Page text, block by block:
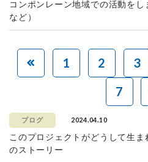
コンポンレーン地域での活動を
など）
1 2 3
7
ブログ 2024.04.10
このプロジェクトがどうして生
のストーリー